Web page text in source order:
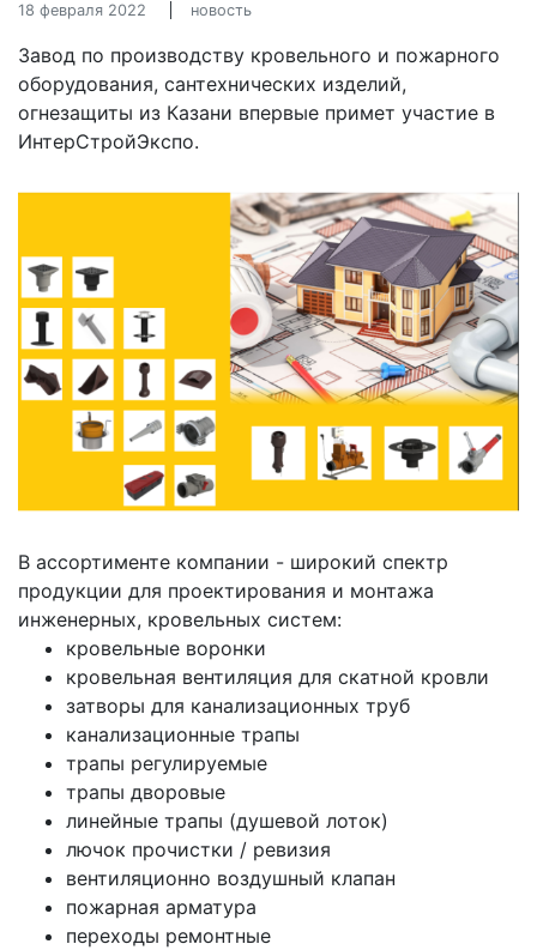
18 февраля 2022 новость
Завод по производству кровельного и пожарного
оборудования, сантехнических изделий,
огнезащиты из Казани впервые примет участие в
ИнтерСтройЭкспо.
В ассортименте компании - широкий спектр
продукции для проектирования и монтажа
инженерных, кровельных систем:
кровельные воронки
кровельная вентиляция для скатной кровли
затворы для канализационных труб
канализационные трапы
трапы регулируемые
трапы дворовые
линейные трапы (душевой лоток)
лючок прочистки / ревизия
вентиляционно воздушный клапан
пожарная арматура
переходы ремонтные